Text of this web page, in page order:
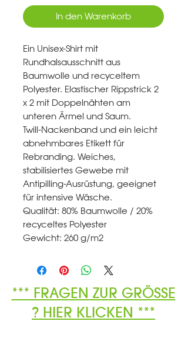
In den Warenkorb
Ein Unisex-Shirt mit
Rundhalsausschnitt aus
Baumwolle und recyceltem
Polyester. Elastischer Rippstrick 2
x 2 mit Doppelnähten am
unteren Ärmel und Saum.
Twill-Nackenband und ein leicht
abnehmbares Etikett für
Rebranding. Weiches,
stabilisiertes Gewebe mit
Antipilling-Ausrüstung, geeignet
für intensive Wäsche.
Qualität: 80% Baumwolle / 20%
recyceltes Polyester
Gewicht: 260 g/m2
*** FRAGEN ZUR GRÖSSE
? HIER KLICKEN ***